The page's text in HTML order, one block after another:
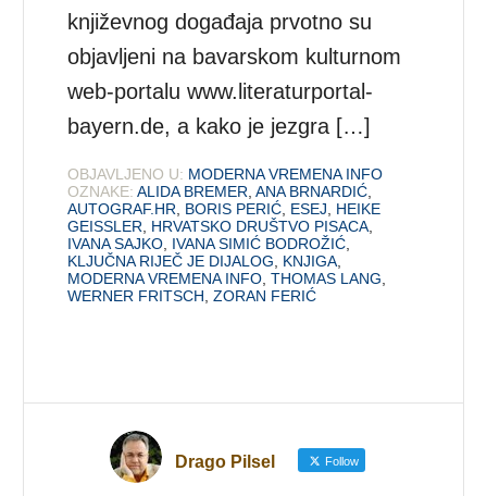
književnog događaja prvotno su
objavljeni na bavarskom kulturnom
web-portalu www.literaturportal-
bayern.de, a kako je jezgra […]
OBJAVLJENO U: MODERNA VREMENA INFO
OZNAKE: ALIDA BREMER ,ANA BRNARDIĆ
AUTOGRAF.HR
BORIS PERIĆ ESEJ
HEIKE
GEISSLER
HRVATSKO DRUŠTVO PISACA
IVANA SAJKO IVANA SIMIĆ BODROŽIĆ
KLJUČNA RIJEČ JE DIJALOG
KNJIGA
MODERNA VREMENA INFO ,THOMAS LANG
WERNER FRITSCH ,ZORAN FERIĆ
Drago Pilsel Follow